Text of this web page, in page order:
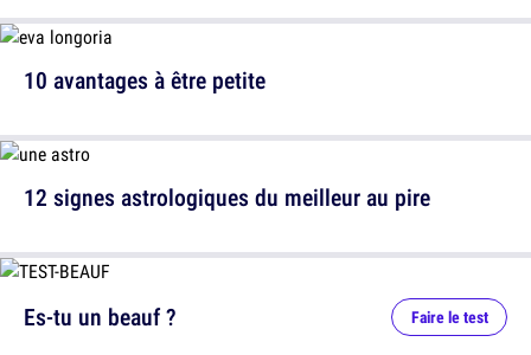
10 avantages à être petite
12 signes astrologiques du meilleur au pire
Es-tu un beauf ? Faire le test